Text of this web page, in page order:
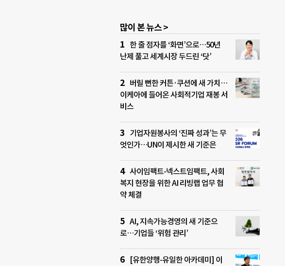
많이 본 뉴스 >
한 줄 점자를 ‘화면’으로…50년
난제 풀고 세계시장 두드린 ‘닷’
버릴 뻔한 커튼·쿠션에 새 가치…
이케아에 들어온 사회적기업 재봉 서
비스
기업자원봉사의 ‘진짜 성과’는 무
엇인가…UN이 제시한 새 기준은
사이임팩트-넥스트임팩트, 사회
복지 현장을 위한 AI 리빙랩 업무 협
약 체결
AI, 지속가능경영의 새 기준으
로…기업들 ‘위험 관리’
[유한양행-유일한 아카데미] 이